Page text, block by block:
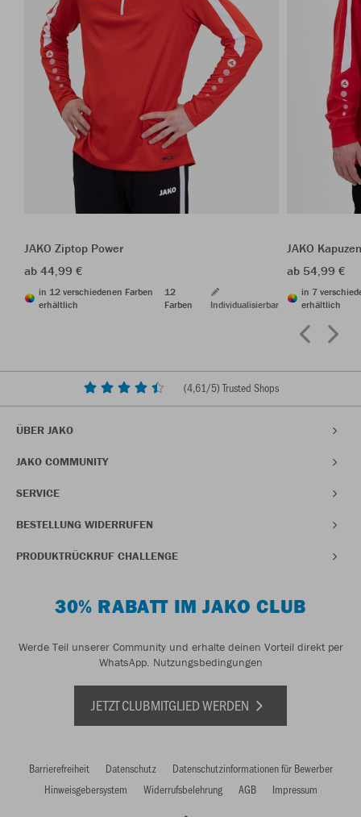
JAKO Ziptop Power
ab 44,99 €
in 12 verschiedenen Farben
erhältlich
12
Farben
Individualisierbar
JAKO
ab 54,99 €
in 7
erhältlich
(4,61/5) Trusted Shops
ÜBER JAKO
JAKO COMMUNITY
SERVICE
BESTELLUNG WIDERRUFEN
PRODUKTRÜCKRUF CHALLENGE
30% RABATT IM JAKO CLUB
Werde Teil unserer Community und erhalte deinen Vorteil direkt per
WhatsApp. Nutzungsbedingungen
JETZT CLUBMITGLIED WERDEN
Barrierefreiheit Datenschutz
Datenschutzinformationen für Bewerber
Hinweisgebersystem
Widerrufsbelehrung AGB Impressum